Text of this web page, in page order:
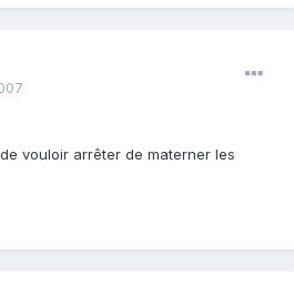
vouloir arrêter de materner les